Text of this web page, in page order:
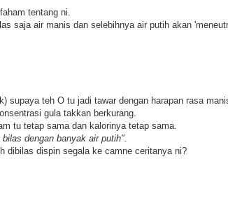
tentang ni.
saja air manis dan selebihnya air putih akan
supaya teh O tu jadi tawar dengan harapan rasa
gula takkan berkurang.
tu tetap sama dan kalorinya tetap sama.
dengan banyak air putih".
dibilas dispin segala ke camne ceritanya ni?